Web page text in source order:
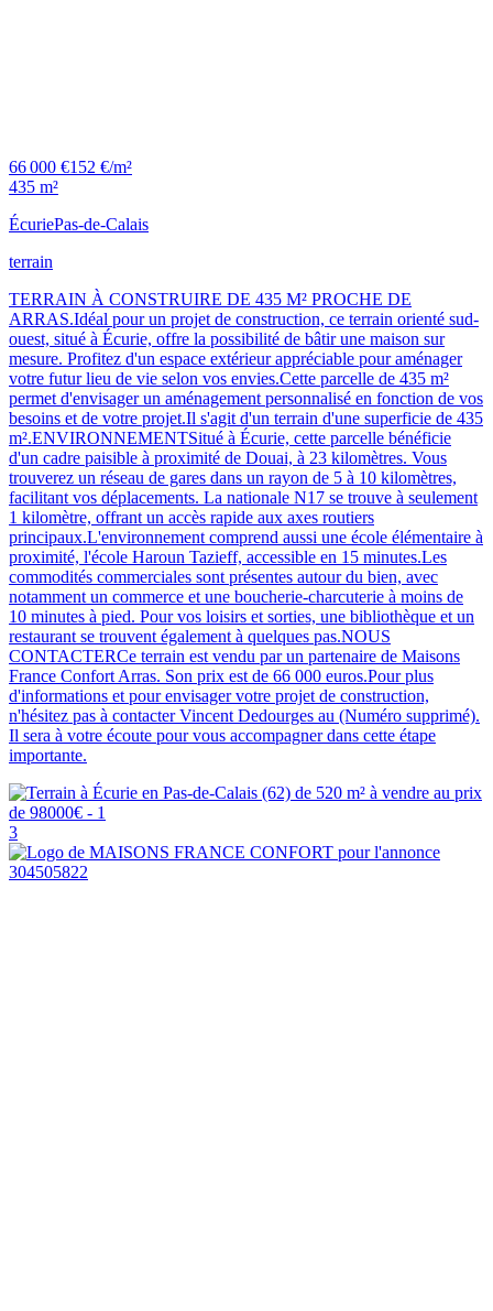
66 000 €152 €/m²
435 m²
ÉcuriePas-de-Calais
terrain
TERRAIN À CONSTRUIRE DE 435 M² PROCHE DE
ARRAS.Idéal pour un projet de construction, ce terrain orienté sud-
ouest, situé à Écurie, offre la possibilité de bâtir une maison sur
mesure. Profitez d'un espace extérieur appréciable pour aménager
votre futur lieu de vie selon vos envies.Cette parcelle de 435 m²
permet d'envisager un aménagement personnalisé en fonction de vos
besoins et de votre projet.Il s'agit d'un terrain d'une superficie de 435
m².ENVIRONNEMENTSitué à Écurie, cette parcelle bénéficie
d'un cadre paisible à proximité de Douai, à 23 kilomètres. Vous
trouverez un réseau de gares dans un rayon de 5 à 10 kilomètres,
facilitant vos déplacements. La nationale N17 se trouve à seulement
1 kilomètre, offrant un accès rapide aux axes routiers
principaux.L'environnement comprend aussi une école élémentaire à
proximité, l'école Haroun Tazieff, accessible en 15 minutes.Les
commodités commerciales sont présentes autour du bien, avec
notamment un commerce et une boucherie-charcuterie à moins de
10 minutes à pied. Pour vos loisirs et sorties, une bibliothèque et un
restaurant se trouvent également à quelques pas.NOUS
CONTACTERCe terrain est vendu par un partenaire de Maisons
France Confort Arras. Son prix est de 66 000 euros.Pour plus
d'informations et pour envisager votre projet de construction,
n'hésitez pas à contacter Vincent Dedourges au (Numéro supprimé).
Il sera à votre écoute pour vous accompagner dans cette étape
importante.
3